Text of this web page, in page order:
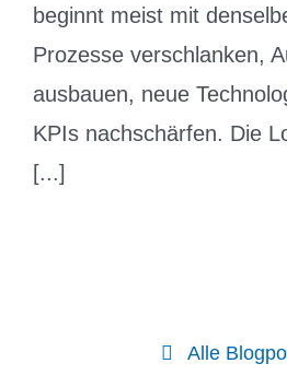
beginnt meist mit
Prozesse verschlanken,
ausbauen, neue
KPIs nachschärfen. Die
[...]
Alle